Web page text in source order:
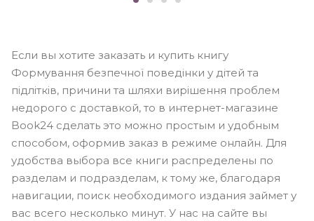
Если вы хотите заказать и купить книгу
Формування безпечної поведінки у дітей та
підлітків, причини та шляхи вирішення проблем
недорого с доставкой, то в интернет-магазине
Book24 сделать это можно простым и удобным
способом, оформив заказ в режиме онлайн. Для
удобства выбора все книги распределены по
разделам и подразделам, к тому же, благодаря
навигации, поиск необходимого издания займет у
вас всего несколько минут. У нас на сайте вы